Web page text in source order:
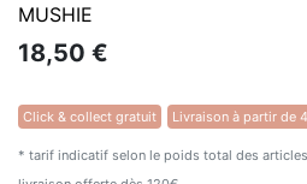
MUSHIE
18,50 €
Click & collect gratuit Livraison à partir de
* tarif indicatif selon le poids total des